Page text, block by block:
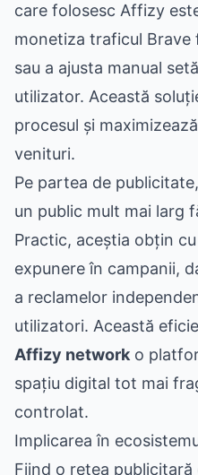
care folosesc Affizy
monetiza traficul
sau a ajusta manual
utilizator. Această
procesul și
venituri.
Pe partea de
un public mult mai larg
Practic, aceștia obțin
expunere în campanii,
a reclamelor
utilizatori. Această
Affizy network o
spațiu digital tot mai
controlat.
Implicarea în
Fiind o rețea publicitară